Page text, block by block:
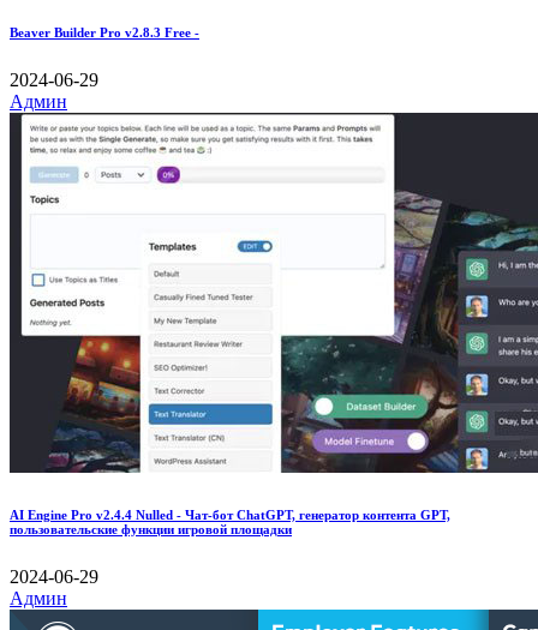
Beaver Builder Pro v2.8.3 Free -
2024-06-29
Админ
AI Engine Pro v2.4.4 Nulled - Чат-бот ChatGPT, генератор контента GPT,
пользовательские функции игровой площадки
2024-06-29
Админ